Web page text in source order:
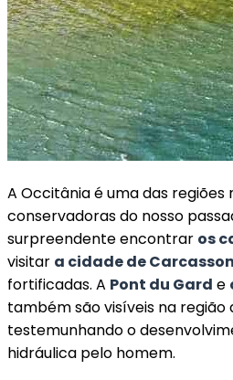
A Occitânia é uma das
conservadoras do nosso
surpreendente encontrar os
visitar a cidade de
fortificadas. A Pont du Gard e
também são visíveis na região
testemunhando o
hidráulica pelo homem.